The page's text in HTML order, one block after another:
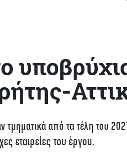
από τα τέλη του
εταιρείες του έργου.